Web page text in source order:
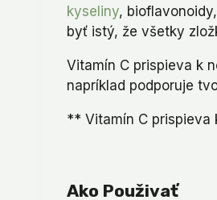
kyseliny,
byť istý, že všetky
Vitamín C prispieva k
napríklad podporuje
** Vitamín C prispieva
Ako Použivať